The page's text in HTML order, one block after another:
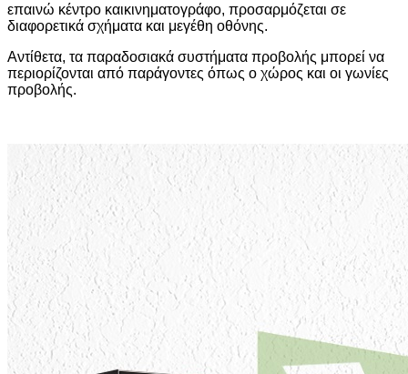
επαινώ κέντρο καικινηματογράφο, προσαρμόζεται σε
διαφορετικά σχήματα και μεγέθη οθόνης.
Αντίθετα, τα παραδοσιακά συστήματα προβολής μπορεί να
περιορίζονται από παράγοντες όπως ο χώρος και οι γωνίες
προβολής.